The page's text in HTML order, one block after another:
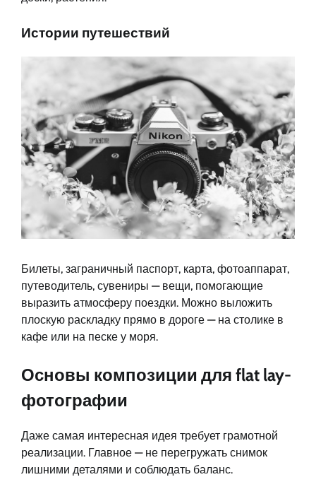
Истории путешествий
Билеты, заграничный паспорт, карта, фотоаппарат,
путеводитель, сувениры — вещи, помогающие
выразить атмосферу поездки. Можно выложить
плоскую раскладку прямо в дороге — на столике в
кафе или на песке у моря.
Основы композиции для flat lay-
фотографии
Даже самая интересная идея требует грамотной
реализации. Главное — не перегружать снимок
лишними деталями и соблюдать баланс.